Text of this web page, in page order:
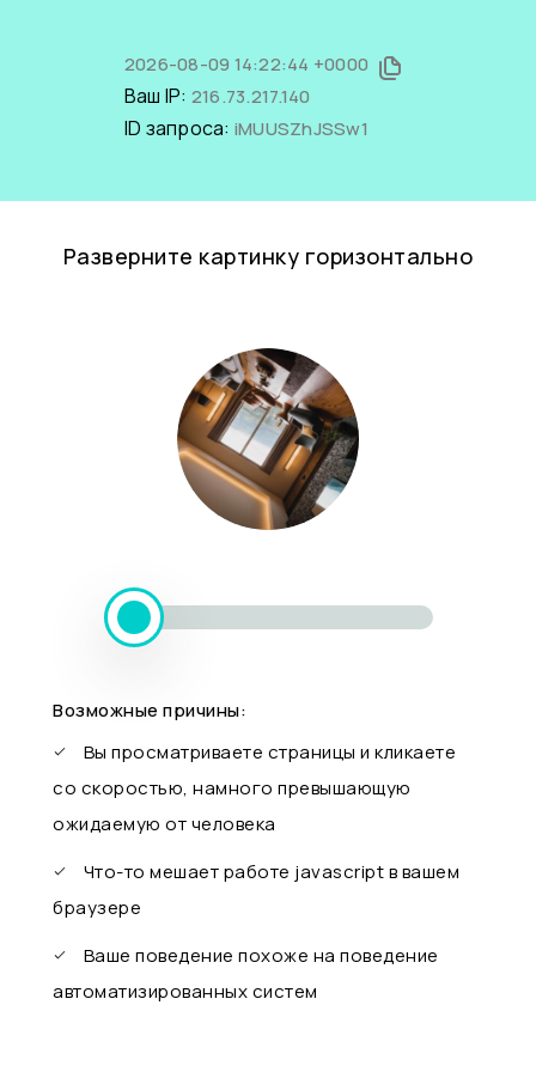
2026-08-09 14:22:44 +0000
Ваш IP: 216.73.217.140
ID запроса: iMUUSZhJSSw1
Разверните картинку горизонтально
Возможные причины:
Вы просматриваете страницы и кликаете
со скоростью, намного превышающую
ожидаемую от человека
Что-то мешает работе javascript в вашем
браузере
Ваше поведение похоже на поведение
автоматизированных систем